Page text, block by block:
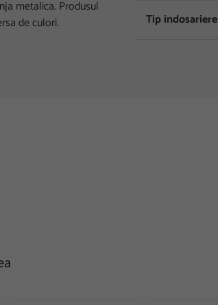
metalica. Produsul
de culori.
Tip indosariere